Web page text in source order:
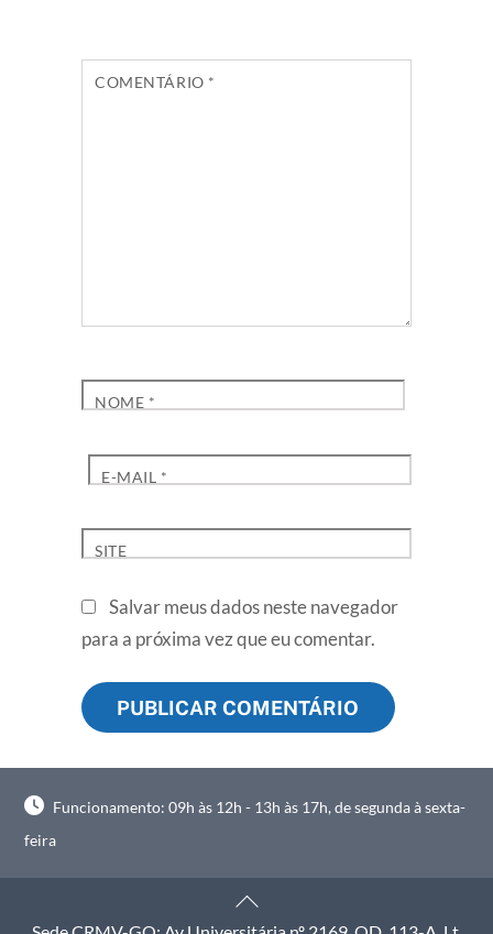
COMENTÁRIO *
NOME *
E-MAIL *
SITE
Salvar meus dados neste navegador
para a próxima vez que eu comentar.
Funcionamento: 09h às 12h - 13h às 17h, de segunda à sexta-
feira
Back